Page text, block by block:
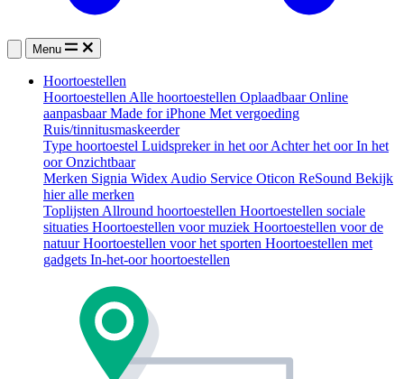
Menu
Hoortoestellen
HoortoestellenAlle hoortoestellen OplaadbaarOnline
aanpasbaarMade for iPhone Met vergoeding
Ruis/tinnitusmaskeerder
Type hoortoestel Luidspreker in het oorAchter het oorIn het
oorOnzichtbaar
Merken Signia WidexAudio Service Oticon ReSound Bekijk
hier alle merken
ToplijstenAllround hoortoestellen Hoortoestellen sociale
situaties Hoortoestellen voor muziek Hoortoestellen voor de
natuurHoortoestellen voor het sporten Hoortoestellen met
gadgets In-het-oor hoortoestellen